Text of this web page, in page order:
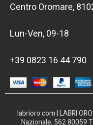
Centro Oromare,
Lun-Ven, 09-18
+39 0823 16 44 790
labrioro.com | LABRI
Nazionale, 562 80059